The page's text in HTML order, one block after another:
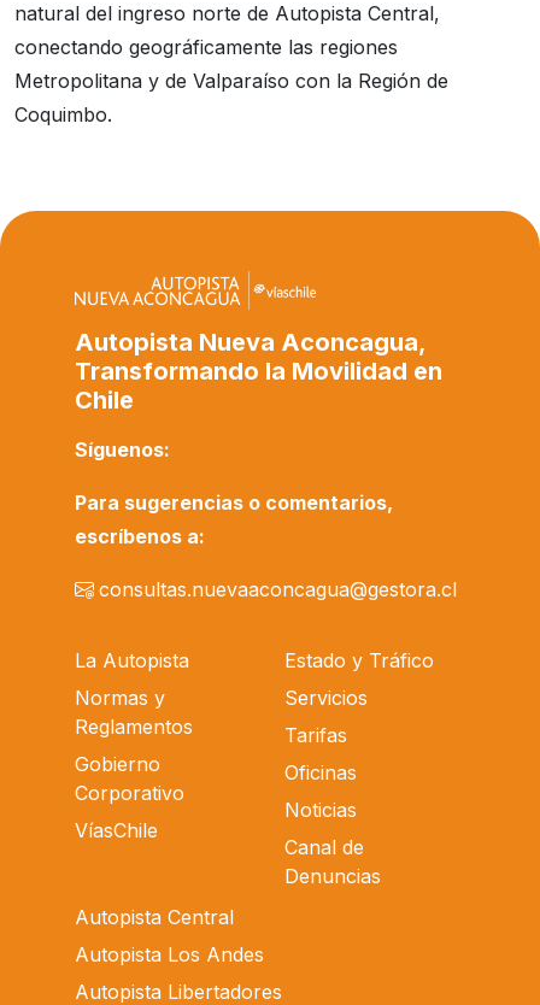
natural del ingreso norte de Autopista Central,
conectando geográficamente las regiones
Metropolitana y de Valparaíso con la Región de
Coquimbo.
Autopista Nueva Aconcagua,
Transformando la Movilidad en
Chile
Síguenos:
Para sugerencias o comentarios,
escríbenos a:
consultas.nuevaaconcagua@gestora.cl
La Autopista
Normas y
Reglamentos
Gobierno
Corporativo
VíasChile
Estado y Tráfico
Servicios
Tarifas
Oficinas
Noticias
Canal de
Denuncias
Autopista Central
Autopista Los Andes
Autopista Libertadores